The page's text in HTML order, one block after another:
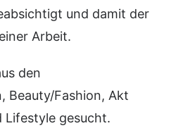
und damit der
Arbeit.
den
Beauty/Fashion, Akt
Lifestyle gesucht.